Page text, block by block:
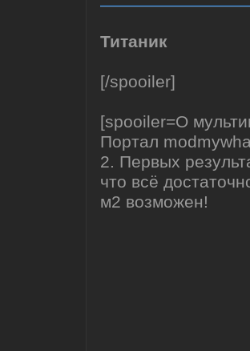
Титаник
[/spooiler]
[spooiler=О
Портал
2. Первых
что всё
м2 возможен!